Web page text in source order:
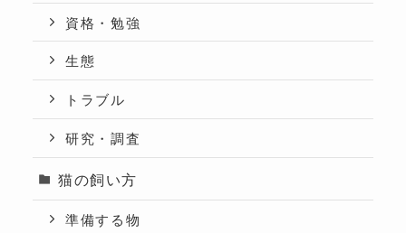
資格・勉強
生態
トラブル
研究・調査
猫の飼い方
準備する物